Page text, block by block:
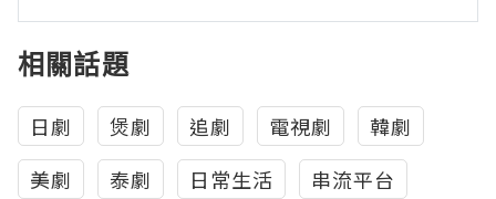
相關話題
日劇 煲劇 追劇 電視劇
韓劇
美劇
泰劇 日常生活
串流平台